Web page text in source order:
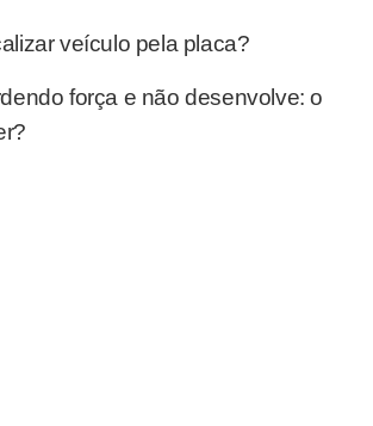
veículo pela placa?
força e não desenvolve: o